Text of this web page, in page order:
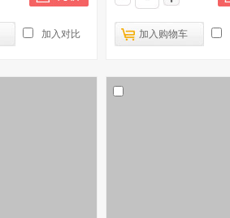
加入对比 加入购物车